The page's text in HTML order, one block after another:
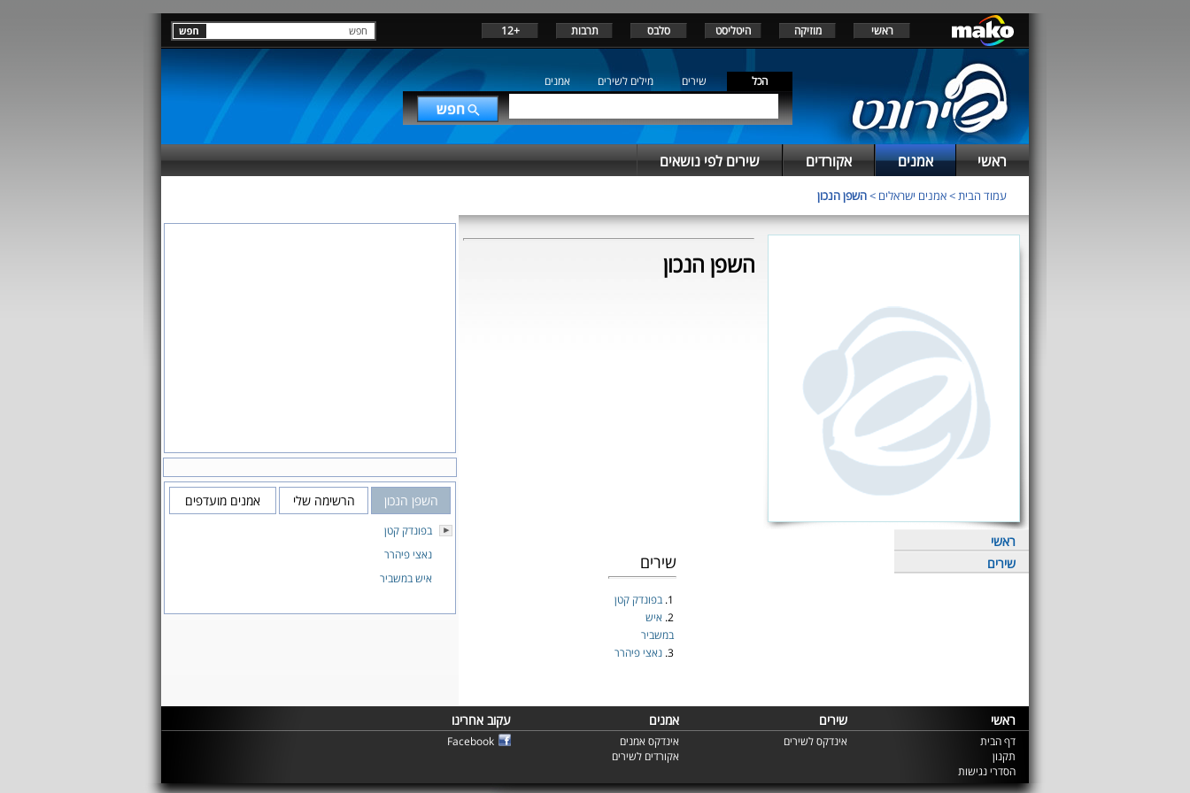
ראשי מוזיקה היטליסט סלבס תרבות +12
הכל שירים מילים לשירים אמנים
ראשי אמנים אקורדים שירים לפי נושאים
עמוד הבית>אמנים ישראלים >השפן הנכון
השפן הנכון
ראשי
שירים
שירים
1. בפונדק קטן
2. איש
במשביר
3. נאצי פיהרר
השפן הנכון הרשימה שלי אמנים מועדפים
בפונדק קטן
נאצי פיהרר
איש במשביר
ראשי שירים אמנים עקוב אחרינו
דף הבית
תקנון
הסדרי נגישות
אינדקס לשירים
אינדקס אמנים
אקורדים לשירים
Facebook